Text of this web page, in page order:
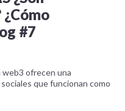
#7
web3 ofrecen una
que funcionan como